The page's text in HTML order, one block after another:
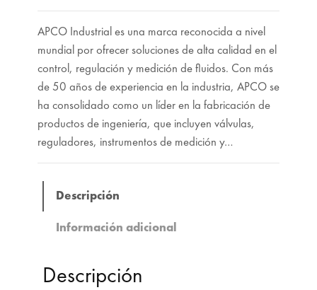
APCO Industrial es una marca reconocida a nivel
mundial por ofrecer soluciones de alta calidad en el
control, regulación y medición de fluidos. Con más
de 50 años de experiencia en la industria, APCO se
ha consolidado como un líder en la fabricación de
productos de ingeniería, que incluyen válvulas,
reguladores, instrumentos de medición y…
Descripción
Información adicional
Descripción